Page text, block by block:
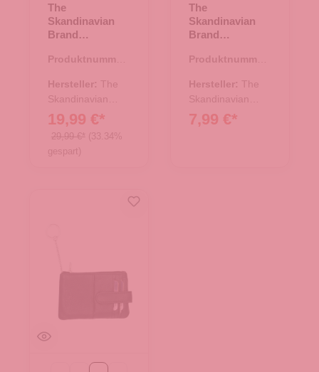
The
Skandinavian
Brand
- braun
Produktnummer:
Hersteller: The
Skandinavian
Brand
19,99 €*
29,99 €* (33.34%
gespart)
The
Skandinavian
Brand
- Light grau
Produktnummer:
Hersteller: The
Skandinavian
Brand
7,99 €*